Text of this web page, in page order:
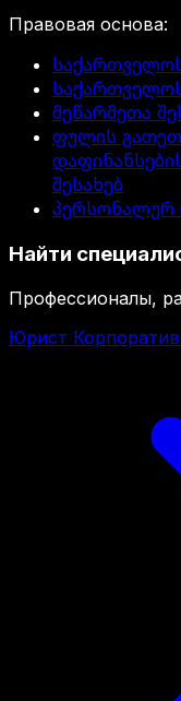
Правовая основа:
მეწარმეთა
ფულის
შესახებ
პერსონალურ
Найти
Профессионалы,
Юрист